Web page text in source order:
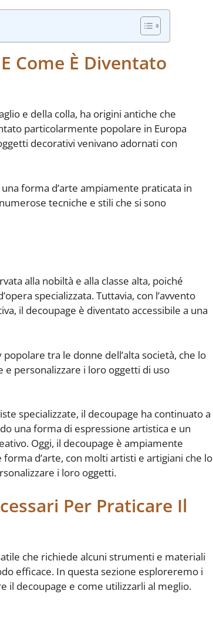
Come È Diventato
e della colla, ha origini antiche che
particolarmente popolare in Europa
decorativi venivano adornati con
forma d’arte ampiamente praticata in
tecniche e stili che si sono
alla nobiltà e alla classe alta, poiché
specializzata. Tuttavia, con l’avvento
il decoupage è diventato accessibile a una
tra le donne dell’alta società, che lo
e personalizzare i loro oggetti di uso
specializzate, il decoupage ha continuato a
una forma di espressione artistica e un
Oggi, il decoupage è ampiamente
d’arte, con molti artisti e artigiani che lo
i loro oggetti.
Per Praticare Il
che richiede alcuni strumenti e materiali
efficace. In questa sezione esploreremo i
il decoupage e come utilizzarli al meglio.